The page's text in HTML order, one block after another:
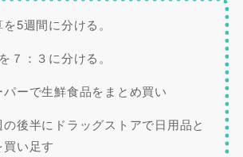
5週間に分ける。
：３に分ける。
ーで生鮮食品をまとめ買い
後半にドラッグストアで日用品と
い足す